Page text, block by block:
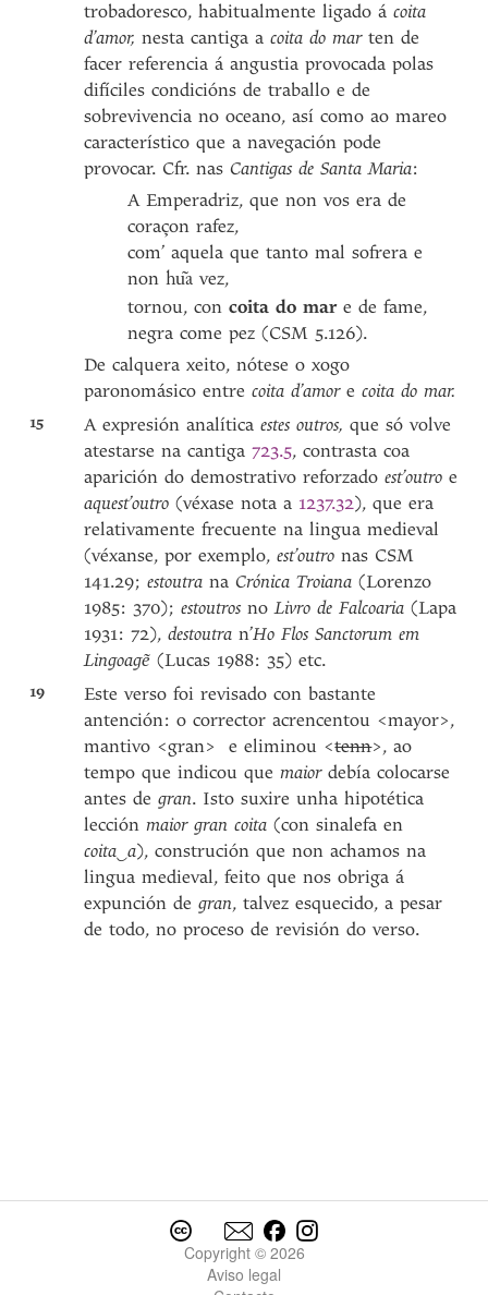
trobadoresco, habitualmente ligado ácoita
d’amor, nesta cantiga acoita do marten de
facer referencia á angustia provocada polas
difíciles condicións de traballo e de
sobrevivencia no oceano, así como ao mareo
característico que a navegación pode
provocar. Cfr. nasCantigas de Santa Maria:
A Emperadriz, que non vos era de
coraçon rafez,
com’ aquela que tanto mal sofrera e
nonhu͂a vez,
tornou, concoita do mare de fame,
negra come pez (CSM 5.126).
De calquera xeito, nótese o xogo
paronomásico entrecoita d’amorecoita do mar.
15 A expresión analíticaestes outros, que só volve
atestarse na cantiga723.5, contrasta coa
aparición do demostrativo reforzadoest’outro e
aquest’outro (véxase nota a 1237.32), que era
relativamente frecuente na lingua medieval
(véxanse, por exemplo,est’outro nas CSM
141.29;estoutra naCrónica Troiana (Lorenzo
1985: 370);estoutrosnoLivro de Falcoaria (Lapa
1931: 72),destoutran’Ho FlosSanctorum em
Lingoagẽ (Lucas 1988: 35) etc.
19
Este verso foi revisado con bastante
antención: o corrector acrencentou <mayor>,
mantivo <gran> e eliminou <tenn>, ao
tempo que indicou quemaiordebía colocarse
antes degran. Isto suxire unha hipotética
lecciónmaior gran coita(con sinalefa en
coita‿a), construción que non achamos na
lingua medieval, feito que nos obriga á
expunción degran, talvez esquecido, a pesar
de todo, no proceso de revisión do verso.
Copyright © 2026
Aviso legal